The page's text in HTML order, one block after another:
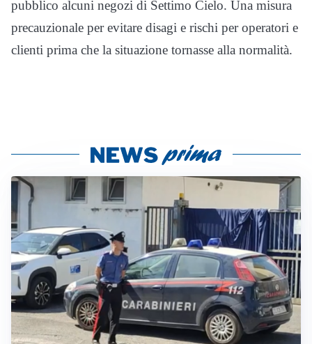
pubblico alcuni negozi di Settimo Cielo. Una misura
precauzionale per evitare disagi e rischi per operatori e
clienti prima che la situazione tornasse alla normalità.